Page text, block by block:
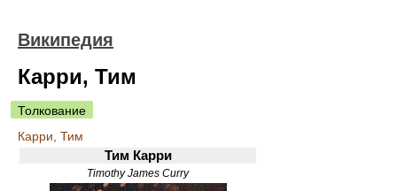
Википедия
Карри, Тим
Толкование
Карри, Тим
Тим Карри
Timothy James Curry